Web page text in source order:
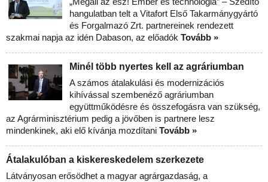
hangulatban telt a Vitafort Első Takarmánygyártó
és Forgalmazó Zrt. partnereinek rendezett
szakmai napja az idén Dabason, az előadók Tovább »
Minél több nyertes kell az agráriumban
A számos átalakulási és modernizációs
kihívással szembenéző agráriumban
együttműködésre és összefogásra van szükség,
az Agrárminisztérium pedig a jövőben is partnere lesz
mindenkinek, aki elő kívánja mozdítani Tovább »
Átalakulóban a kiskereskedelem szerkezete
Látványosan erősödhet a magyar agrárgazdaság, a